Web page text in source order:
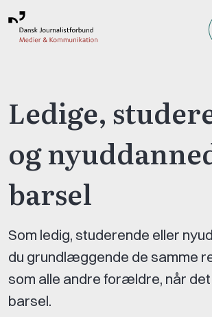
Ledige,
og
barsel
Som ledig, studerende eller
du grundlæggende de samme
som alle andre forældre, når
barsel.